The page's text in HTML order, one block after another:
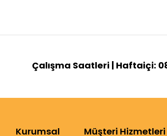
Çalışma Saatleri | Haftaiçi:
Kurumsal Müşteri Hizmetleri